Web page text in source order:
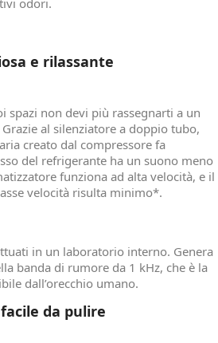
e rilassante
spazi non devi più rassegnarti a un
al silenziatore a doppio tubo,
creato dal compressore fa
del refrigerante ha un suono meno
funziona ad alta velocità, e il
velocità risulta minimo*.
in un laboratorio interno. Genera
banda di rumore da 1 kHz, che è la
dall’orecchio umano.
da pulire